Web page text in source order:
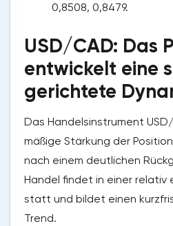
0,8508, 0,8479.
USD/CAD: Das
entwickelt eine
gerichtete
Das Handelsinstrument
mäßige Stärkung der
nach einem deutlichen
Handel findet in einer relativ
statt und bildet einen
Trend.